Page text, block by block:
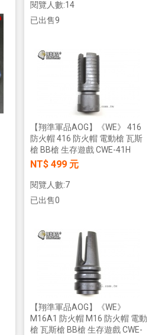
NT$2850元
【翔準AOG】17x17 牛皮靶紙(20
張/100張) 射擊靶紙 加厚 厚版3mm
生存遊戲 專用靶紙 BB彈 射擊靶
IPSC 練習靶紙
NT$300元
閱覽人數:14
已出售9
加入購物車
【翔準軍品AOG】《WE》 416
防火帽 416 防火帽 電動槍 瓦斯
槍 BB槍 生存遊戲 CWE-41H
NT$ 499 元
閱覽人數:7
已出售0
加入購物車
【翔準軍品AOG】《WE》
M16A1 防火帽 M16 防火帽 電動
槍 瓦斯槍 BB槍 生存遊戲 CWE-